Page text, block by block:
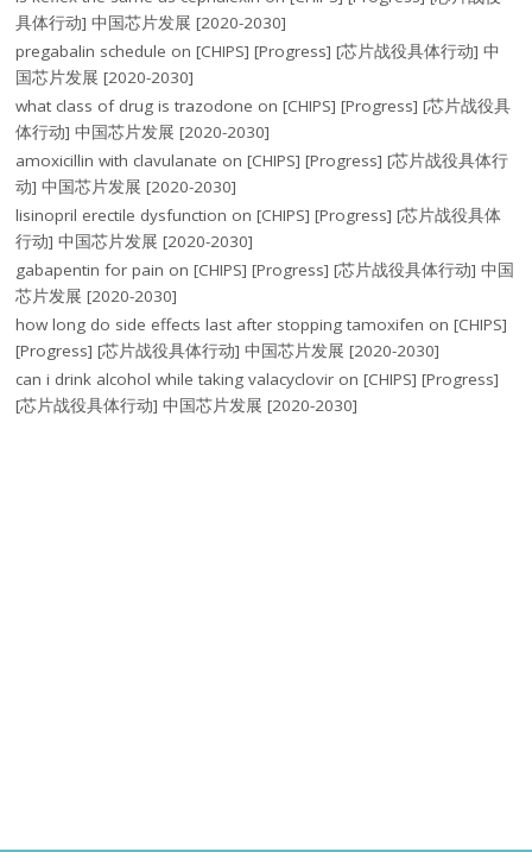
具体行动] 中国芯片发展 [2020-2030]
pregabalin schedule on[CHIPS] [Progress] [芯片战役具体行动] 中
国芯片发展 [2020-2030]
what class of drug is trazodone on[CHIPS] [Progress] [芯片战役具
体行动] 中国芯片发展 [2020-2030]
amoxicillin with clavulanate on[CHIPS] [Progress] [芯片战役具体行
动] 中国芯片发展 [2020-2030]
lisinopril erectile dysfunction on[CHIPS] [Progress] [芯片战役具体
行动] 中国芯片发展 [2020-2030]
gabapentin for pain on[CHIPS] [Progress] [芯片战役具体行动] 中国
芯片发展 [2020-2030]
how long do side effects last after stopping tamoxifen on[CHIPS]
[Progress] [芯片战役具体行动] 中国芯片发展 [2020-2030]
can i drink alcohol while taking valacyclovir on[CHIPS] [Progress]
[芯片战役具体行动] 中国芯片发展 [2020-2030]